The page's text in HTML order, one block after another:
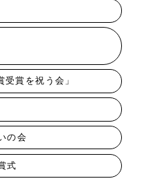
賞を祝う会」
の会
式